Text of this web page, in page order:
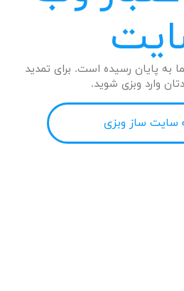
پایان رسیده است. برای تمدید
وارد وبزی شوید.
سایت ساز وبزی